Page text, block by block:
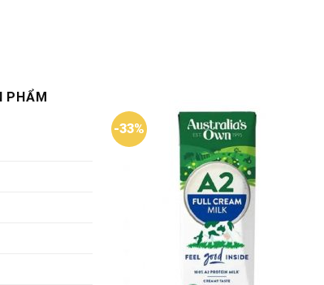
PHẨM
-33%